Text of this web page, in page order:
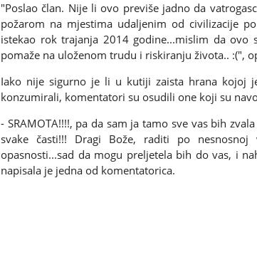
"Poslao član. Nije li ovo previše jadno da
požarom na mjestima udaljenim od civilizacije
istekao rok trajanja 2014 godine...mislim da ovo
pomaže na uloženom trudu i riskiranju života.. :(",
Iako nije sigurno je li u kutiji zaista hrana kojoj
konzumirali, komentatori su osudili one koji su
- SRAMOTA!!!!, pa da sam ja tamo sve vas bih
svake časti!!! Dragi Bože, raditi po
opasnosti...sad da mogu preljetela bih do vas, i
napisala je jedna od komentatorica.